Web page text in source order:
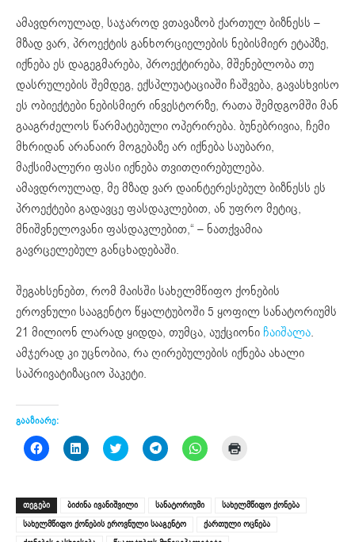
ამავდროულად, საჯაროდ ვთავაზობ ქართულ ბიზნესს –
მზად ვარ, პროექტის განხორციელების ნებისმიერ ეტაპზე,
იქნება ეს დაგეგმარება, პროექტირება, მშენებლობა თუ
დასრულების შემდეგ, ექსპლუატაციაში ჩაშვება, გავასხვისო
ეს ობიექტები ნებისმიერ ინვესტორზე, რათა შემდგომში მან
გააგრძელოს წარმატებული ოპერირება. ბუნებრივია, ჩემი
მხრიდან არანაირ მოგებაზე არ იქნება საუბარი,
მაქსიმალური ფასი იქნება თვითღირებულება.
ამავდროულად, მე მზად ვარ დაინტერესებულ ბიზნესს ეს
პროექტები გადავცე ფასდაკლებით, ან უფრო მეტიც,
მნიშვნელოვანი ფასდაკლებით,“ – ნათქვამია
გავრცელებულ განცხადებაში.
შეგახსენებთ, რომ მაისში სახელმწიფო ქონების
ეროვნული სააგენტო წყალტუბოში 5 ყოფილ სანატორიუმს
21 მილიონ ლარად ყიდდა, თუმცა, აუქციონი ჩაიშალა.
ამჯერად კი უცნობია, რა ღირებულების იქნება ახალი
საპრივატიზაციო პაკეტი.
გააზიარე:
Click
to
(Opens
in
new
window)
Click
to
(Opens
in
new
window)
Click
to
(Opens
in
new
window)
Click
to
(Opens
in
new
window)
Click
to
(Opens
in
new
window)
new
window)
ᲗᲔᲒᲔᲑᲘ ბიძინა ივანიშვილი სანატორიუმი
სახელმწიფო ქონება
სახელმწიფო ქონების ეროვნული სააგენტო
ქართული ოცნება